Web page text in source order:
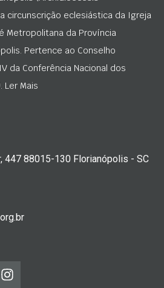
circunscrição eclesiástica da Igreja
Metropolitana da Província
Pertence ao Conselho
da Conferência Nacional dos
Ler Mais
447 88015-130 Florianópolis - SC